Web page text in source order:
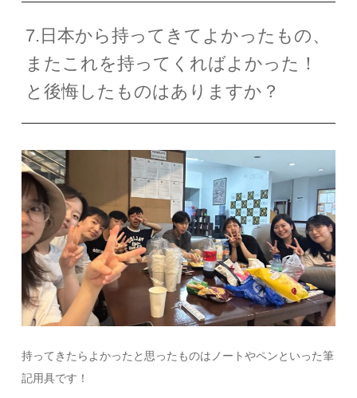
7.日本から持ってきてよかったもの、
またこれを持ってくればよかった！
と後悔したものはありますか？
持ってきたらよかったと思ったものはノートやペンといった筆
記用具です！